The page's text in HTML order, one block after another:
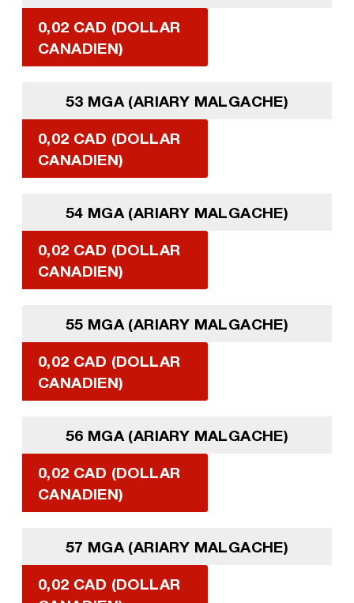
0,02 CAD (DOLLAR
CANADIEN)
53 MGA (ARIARY MALGACHE)
0,02 CAD (DOLLAR
CANADIEN)
54 MGA (ARIARY MALGACHE)
0,02 CAD (DOLLAR
CANADIEN)
55 MGA (ARIARY MALGACHE)
0,02 CAD (DOLLAR
CANADIEN)
56 MGA (ARIARY MALGACHE)
0,02 CAD (DOLLAR
CANADIEN)
57 MGA (ARIARY MALGACHE)
0,02 CAD (DOLLAR